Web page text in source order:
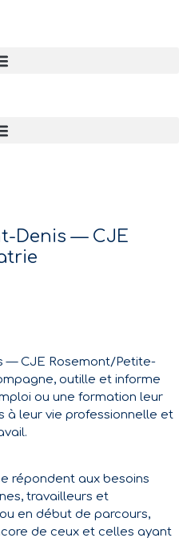
Denis — CJE
— CJE Rosemont/Petite-
outille et informe
ou une formation leur
à leur vie professionnelle et
répondent aux besoins
travailleurs et
en début de parcours,
de ceux et celles ayant